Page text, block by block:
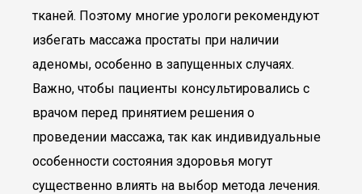
тканей. Поэтому многие урологи рекомендуют
избегать массажа простаты при наличии
аденомы, особенно в запущенных случаях.
Важно, чтобы пациенты консультировались с
врачом перед принятием решения о
проведении массажа, так как индивидуальные
особенности состояния здоровья могут
существенно влиять на выбор метода лечения.